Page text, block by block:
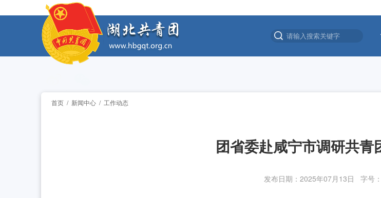
工作动态
2026年“创青春”湖北青年创新创业大赛乡村振兴专项决赛在孝昌举办 [2026-07-25]
工作动态
工作动态
2026年“创青春”湖北青年创新创业大赛乡村振兴专项决赛在孝昌举办 [2026-07-25]
2026年“湖北工匠杯”技能大赛——全省青年职业技能大赛（数字化解决方案设计师赛项
首页 / 新闻中心 / 工作动态
团省委赴咸宁市调研共青
发布日期：2025年07月13日 字号